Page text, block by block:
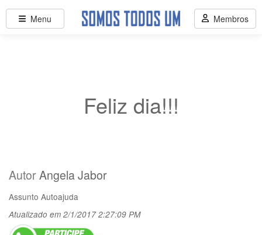
Feliz dia!!!
AutorAngela Jabor
Assunto Autoajuda
Atualizado em 2/1/2017 2:27:09 PM
Menu Membros